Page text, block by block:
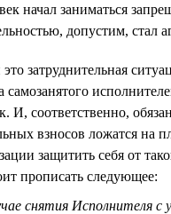
начал заниматься
допустим, стал
затруднительная
самозанятого
И, соответственно,
взносов ложатся на
защитить себя от
прописать следующее:
снятия Исполнителя с